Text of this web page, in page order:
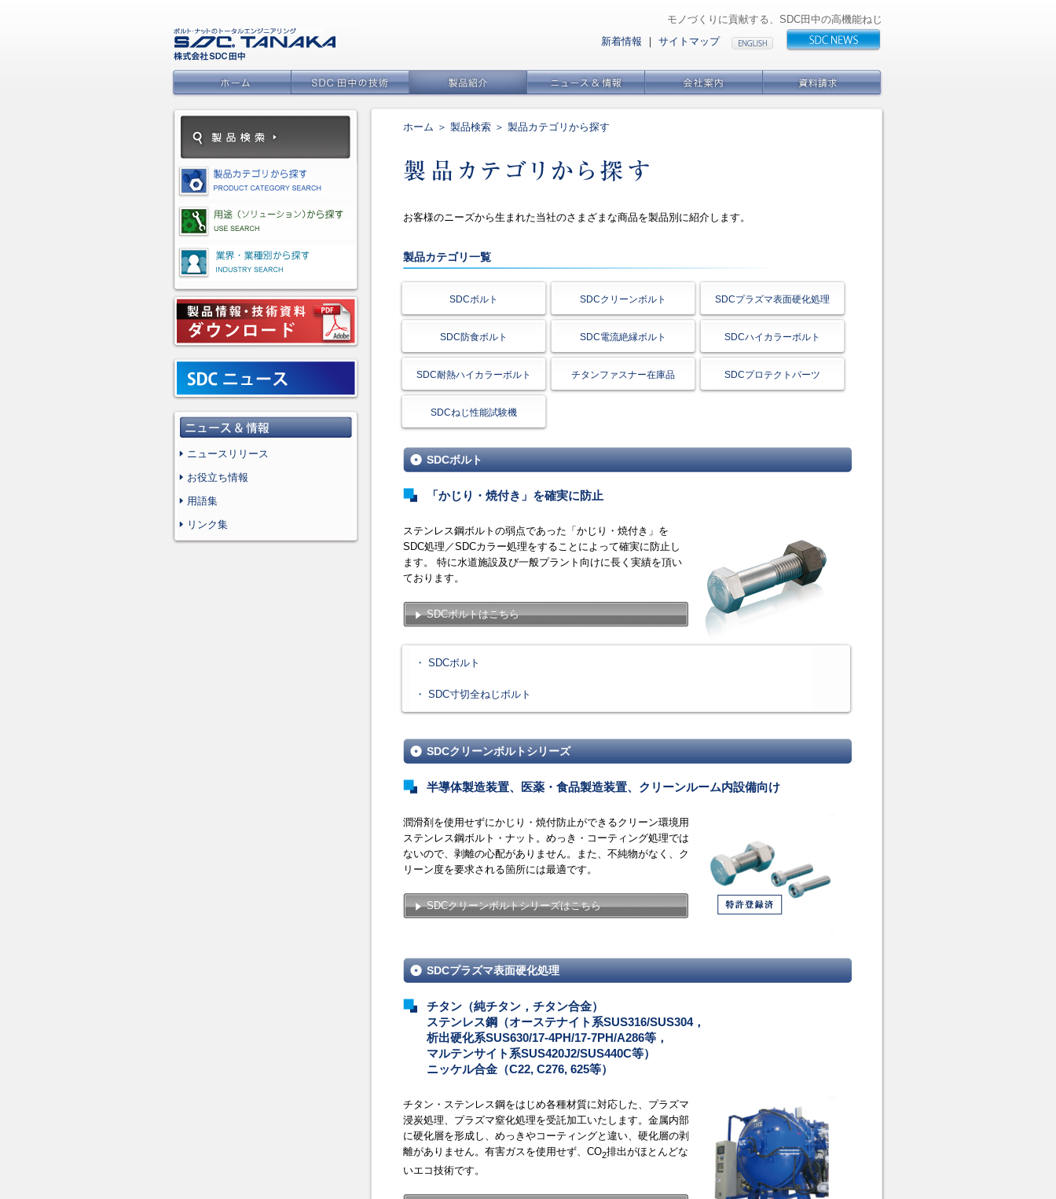
モノづくりに貢献する、SDC田中の高機能ねじ
新着情報 ｜ サイトマップ
ニュースリリース
お役立ち情報
用語集
リンク集
ホーム ＞ 製品検索＞ 製品カテゴリから探す
お客様のニーズから生まれた当社のさまざまな商品を製品別に紹介します。
製品カテゴリ一覧
SDCボルト SDCクリーンボルト SDCプラズマ表面硬化処理
SDC防食ボルト SDC電流絶縁ボルト SDCハイカラーボルト
SDC耐熱ハイカラーボルト チタンファスナー在庫品 SDCプロテクトパーツ
SDCねじ性能試験機
SDCボルト
「かじり・焼付き」を確実に防止
ステンレス鋼ボルトの弱点であった「かじり・焼付き」を
SDC処理／SDCカラー処理をすることによって確実に防止し
ます。 特に水道施設及び一般プラント向けに長く実績を頂い
ております。
SDCボルトはこちら
・ SDCボルト
・ SDC寸切全ねじボルト
SDCクリーンボルトシリーズ
半導体製造装置、医薬・食品製造装置、クリーンルーム内設備向け
潤滑剤を使用せずにかじり・焼付防止ができるクリーン環境用
ステンレス鋼ボルト・ナット。めっき・コーティング処理では
ないので、剥離の心配がありません。また、不純物がなく、ク
リーン度を要求される箇所には最適です。
SDCクリーンボルトシリーズはこちら
SDCプラズマ表面硬化処理
チタン（純チタン，チタン合金）
ステンレス鋼（オーステナイト系SUS316/SUS304，
析出硬化系SUS630/17-4PH/17-7PH/A286等，
マルテンサイト系SUS420J2/SUS440C等）
ニッケル合金（C22, C276, 625等）
チタン・ステンレス鋼をはじめ各種材質に対応した、プラズマ
浸炭処理、プラズマ窒化処理を受託加工いたします。金属内部
に硬化層を形成し、めっきやコーティングと違い、硬化層の剥
離がありません。有害ガスを使用せず、CO2排出がほとんどな
いエコ技術です。